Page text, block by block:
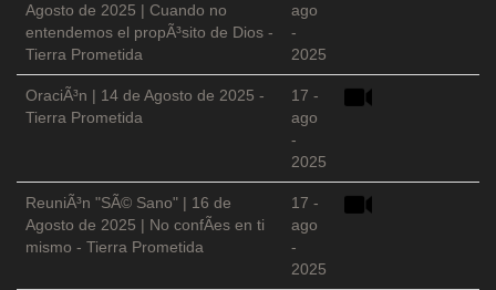
Agosto de 2025 | Cuando no
entendemos el propÃ³sito de Dios -
Tierra Prometida
ago
-
2025
OraciÃ³n | 14 de Agosto de 2025 -
Tierra Prometida
17 -
ago
-
2025
ReuniÃ³n "SÃ© Sano" | 16 de
Agosto de 2025 | No confÃ­es en ti
mismo - Tierra Prometida
17 -
ago
-
2025